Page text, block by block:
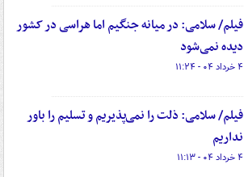
فیلم/ سلامی: در میانه جنگیم اما هراسی در کشور
دیده نمی‌شود
۴ خرداد ۰۴ - ۱۱:۲۴
فیلم/ سلامی: ذلت را نمی‌پذیریم و تسلیم را باور
نداریم
۴ خرداد ۰۴ - ۱۱:۱۳